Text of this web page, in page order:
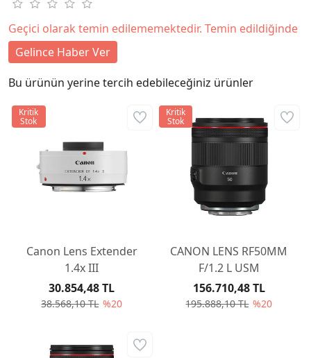
Geçici olarak temin edilememektedir. Temin edildiğinde
Gelince Haber Ver
Bu ürünün yerine tercih edebileceğiniz ürünler
Canon Lens Extender
1.4x III
38.568,10 TL %20
30.854,48 TL
Kritik
Stok
CANON LENS RF50MM
F/1.2 L USM
195.888,10 TL %20
156.710,48 TL
Kritik
Stok